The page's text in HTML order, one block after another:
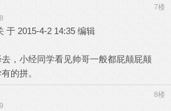
7楼
于 2015-4-2 14:35 编辑
，小经同学看见帅哥一般都屁颠屁颠
的拼。
8楼